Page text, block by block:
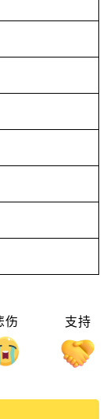
伤 支持